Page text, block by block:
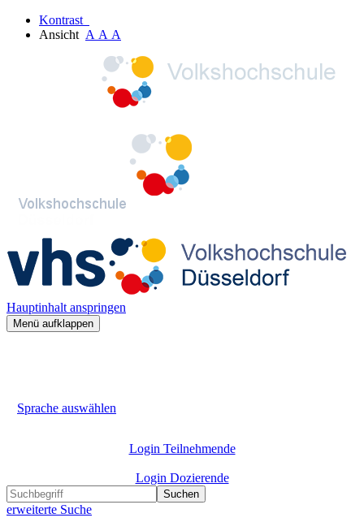
Kontrast
Ansicht A A A
Hauptinhalt anspringen
Menü aufklappen
Sprache auswählen
Login Teilnehmende
Login Dozierende
Suchen
erweiterte Suche